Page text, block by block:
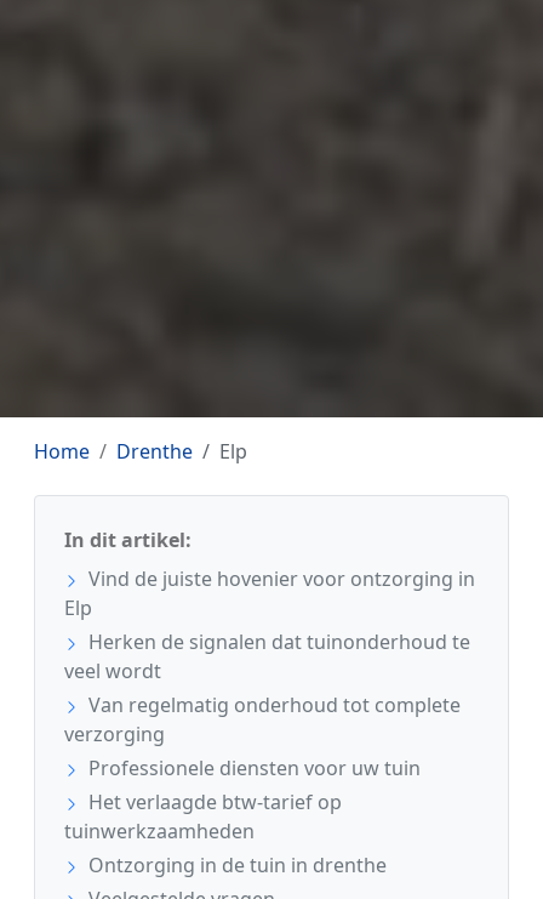
Home Drenthe Elp
In dit artikel:
Vind de juiste hovenier voor ontzorging in
Elp
Herken de signalen dat tuinonderhoud te
veel wordt
Van regelmatig onderhoud tot complete
verzorging
Professionele diensten voor uw tuin
Het verlaagde btw-tarief op
tuinwerkzaamheden
Ontzorging in de tuin in drenthe